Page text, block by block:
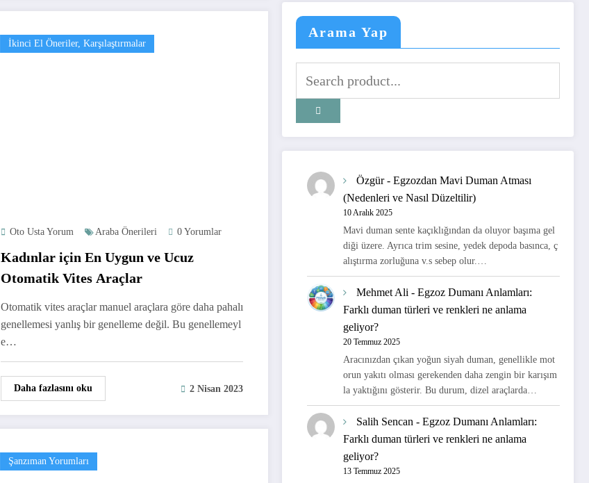
İkinci El Öneriler, Karşılaştırmalar
Oto Usta Yorum Araba Önerileri 0 Yorumlar
Kadınlar için En Uygun ve Ucuz
Otomatik Vites Araçlar
Otomatik vites araçlar manuel araçlara göre daha pahalı
genellemesi yanlış bir genelleme değil. Bu genellemeyl
e…
Daha fazlasını oku 2 Nisan 2023
Şanzıman Yorumları
Arama Yap
Özgür-Egzozdan Mavi Duman Atması
(Nedenleri ve Nasıl Düzeltilir)
10 Aralık 2025
Mavi duman sente kaçıklığından da oluyor başıma gel
diği üzere. Ayrıca trim sesine, yedek depoda basınca, ç
alıştırma zorluğuna v.s sebep olur.…
Mehmet Ali -Egzoz Dumanı Anlamları:
Farklı duman türleri ve renkleri ne anlama
geliyor?
20 Temmuz 2025
Aracınızdan çıkan yoğun siyah duman, genellikle mot
orun yakıtı olması gerekenden daha zengin bir karışım
la yaktığını gösterir. Bu durum, dizel araçlarda…
Salih Sencan -Egzoz Dumanı Anlamları:
Farklı duman türleri ve renkleri ne anlama
geliyor?
13 Temmuz 2025